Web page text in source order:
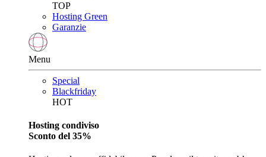
TOP
Hosting Green
Garanzie
Menu
Special
Blackfriday
HOT
Hosting condiviso
Sconto del 35%